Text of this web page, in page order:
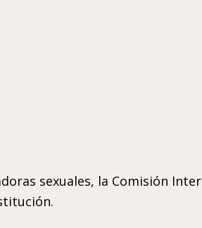
sexuales, la Comisión